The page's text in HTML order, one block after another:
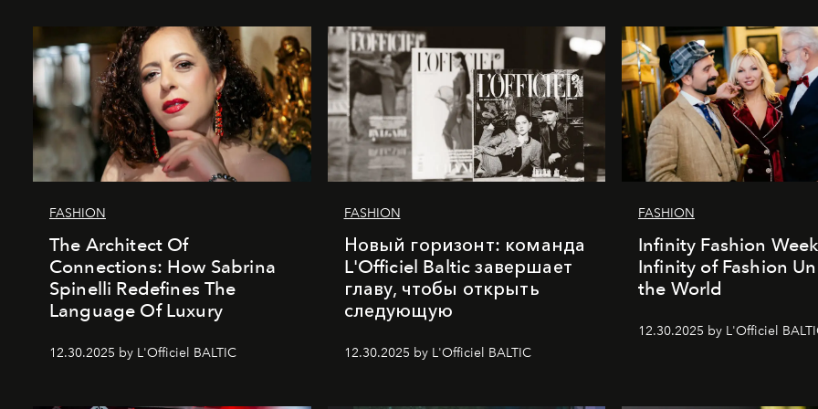
FASHION
The Architect Of
Connections: How Sabrina
Spinelli Redefines The
Language Of Luxury
12.30.2025 by L'Officiel BALTIC
FASHION
Новый горизонт: команда
L'Officiel Baltic завершает
главу, чтобы открыть
следующую
12.30.2025 by L'Officiel BALTIC
FASHION
Infinity Fashion
Infinity of Fashion
the World
12.30.2025 by L'Officiel